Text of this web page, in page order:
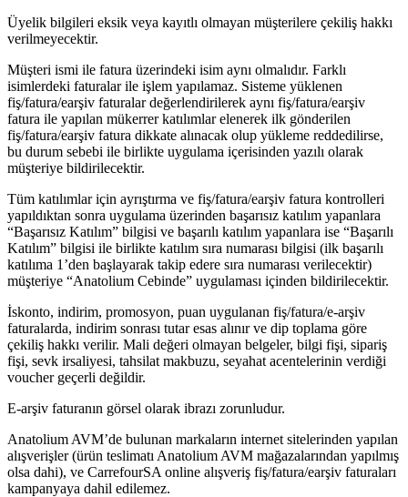
Üyelik bilgileri eksik veya kayıtlı olmayan müşterilere çekiliş hakkı
verilmeyecektir.
Müşteri ismi ile fatura üzerindeki isim aynı olmalıdır. Farklı
isimlerdeki faturalar ile işlem yapılamaz. Sisteme yüklenen
fiş/fatura/earşiv faturalar değerlendirilerek aynı fiş/fatura/earşiv
fatura ile yapılan mükerrer katılımlar elenerek ilk gönderilen
fiş/fatura/earşiv fatura dikkate alınacak olup yükleme reddedilirse,
bu durum sebebi ile birlikte uygulama içerisinden yazılı olarak
müşteriye bildirilecektir.
Tüm katılımlar için ayrıştırma ve fiş/fatura/earşiv fatura kontrolleri
yapıldıktan sonra uygulama üzerinden başarısız katılım yapanlara
“Başarısız Katılım” bilgisi ve başarılı katılım yapanlara ise “Başarılı
Katılım” bilgisi ile birlikte katılım sıra numarası bilgisi (ilk başarılı
katılıma 1’den başlayarak takip edere sıra numarası verilecektir)
müşteriye “Anatolium Cebinde” uygulaması içinden bildirilecektir.
İskonto, indirim, promosyon, puan uygulanan fiş/fatura/e-arşiv
faturalarda, indirim sonrası tutar esas alınır ve dip toplama göre
çekiliş hakkı verilir. Mali değeri olmayan belgeler, bilgi fişi, sipariş
fişi, sevk irsaliyesi, tahsilat makbuzu, seyahat acentelerinin verdiği
voucher geçerli değildir.
E-arşiv faturanın görsel olarak ibrazı zorunludur.
Anatolium AVM’de bulunan markaların internet sitelerinden yapılan
alışverişler (ürün teslimatı Anatolium AVM mağazalarından yapılmış
olsa dahi), ve CarrefourSA online alışveriş fiş/fatura/earşiv faturaları
kampanyaya dahil edilemez.